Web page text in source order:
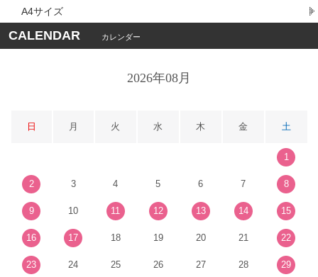
A4サイズ
CALENDAR カレンダー
2026年08月
日 月 火 水 木 金 土
1
2 3 4 5 6 7 8
9 10 11 12 13 14 15
16 17 18 19 20 21 22
23 24 25 26 27 28 29